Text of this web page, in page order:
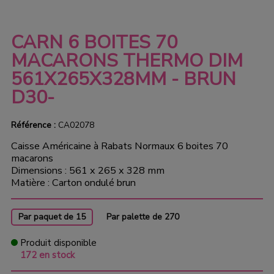
CARN 6 BOITES 70
MACARONS THERMO DIM
561X265X328MM - BRUN
D30-
Référence :CA02078
Caisse Américaine à Rabats Normaux 6 boites 70
macarons
Dimensions : 561 x 265 x 328 mm
Matière : Carton ondulé brun
Par paquet de 15 Par palette de 270
Produit disponible
172 en stock